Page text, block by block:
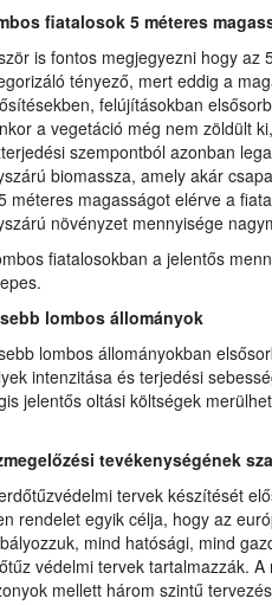
fiatalosok 5 méteres
is fontos megjegyezni hogy
tényező, mert eddig a
felújításokban
a vegetáció még nem zöldült
szempontból azonban
biomassza, amely akár
méteres magasságot elérve a
növényzet mennyisége
fiatalosokban a jelentős
lombos állományok
lombos állományokban
intenzitása és terjedési
jelentős oltási költségek
tevékenységének
tervek készítését
rendelet egyik célja, hogy az
mind hatósági, mind
védelmi tervek tartalmazzák.
mellett három szintű